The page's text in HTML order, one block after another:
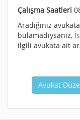
Çalışma Saatleri
Aradığınız
bulamadıysanız,
ilgili avukata ait
Avukat